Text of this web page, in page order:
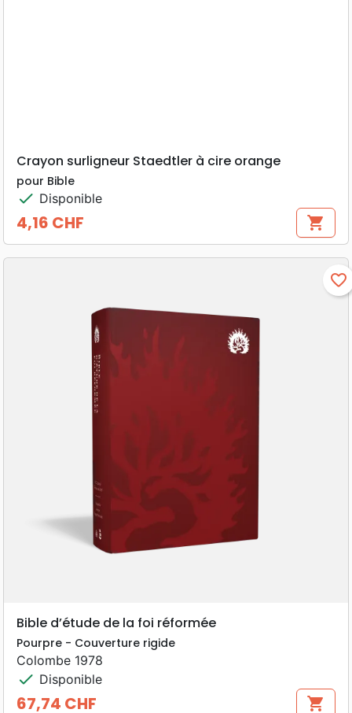
Crayon surligneur Staedtler à cire orange
pour Bible
check Disponible
Prix
4,16 CHF shopping_cart
favorite_border
Bible d’étude de la foi réformée
Pourpre - Couverture rigide
Colombe 1978
check Disponible
67,74 CHF shopping_cart